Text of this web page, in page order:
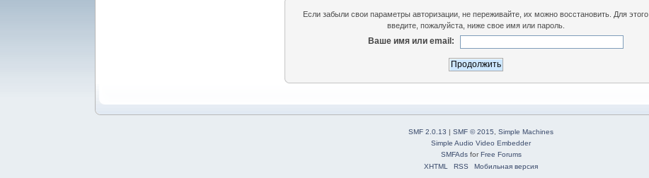
Если забыли свои параметры авторизации, не переживайте, их можно восстановить. Для этого
введите, пожалуйста, ниже свое имя или пароль.
Ваше имя или email:
SMF 2.0.13 | SMF © 2015
Simple Machines
Simple Audio Video Embedder
SMFAdsforFree Forums
XHTML
RSS Мобильная версия